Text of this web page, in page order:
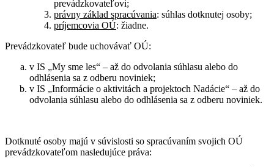
prevádzkovateľovi;
právny základ spracúvania: súhlas dotknutej osoby;
príjemcovia OÚ: žiadne.
Prevádzkovateľ bude uchovávať OÚ:
v IS „My sme les“ – až do odvolania súhlasu alebo do
odhlásenia sa z odberu noviniek;
v IS „Informácie o aktivitách a projektoch Nadácie“ – až do
odvolania súhlasu alebo do odhlásenia sa z odberu noviniek.
Dotknuté osoby majú v súvislosti so spracúvaním svojich OÚ
prevádzkovateľom nasledujúce práva: